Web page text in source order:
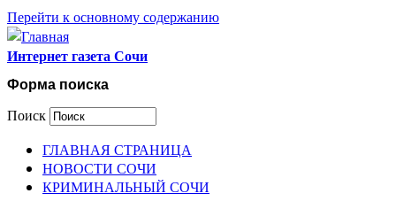
Перейти к основному содержанию
Интернет газета Сочи
Форма поиска
Поиск
ГЛАВНАЯ СТРАНИЦА
НОВОСТИ СОЧИ
КРИМИНАЛЬНЫЙ СОЧИ